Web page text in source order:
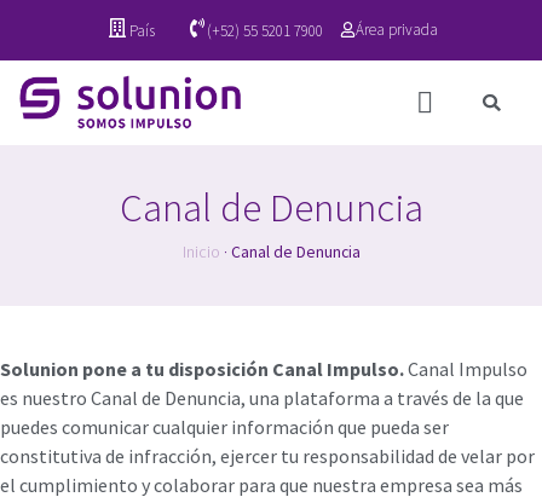
País (+52) 55 5201 7900 Área privada
Canal de Denuncia
Inicio · Canal de Denuncia
Solunion pone a tu disposición Canal Impulso.Canal Impulso
es nuestro Canal de Denuncia, una plataforma a través de la que
puedes comunicar cualquier información que pueda ser
constitutiva de infracción, ejercer tu responsabilidad de velar por
el cumplimiento y colaborar para que nuestra empresa sea más